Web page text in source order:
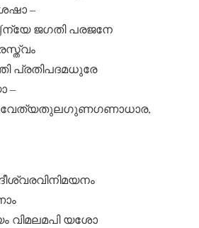
–
ജഗതി പരജനേ
പ്രതിപദമധുരേ
–
ഏവേത്യതുലഗുണഗണാധാര,
വിമലമപി യശോ